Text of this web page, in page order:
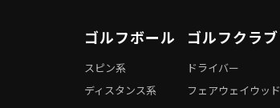
ゴルフボール
スピン系
ディスタンス系
ゴルフクラブ
ドライバー
フェアウェイウッド